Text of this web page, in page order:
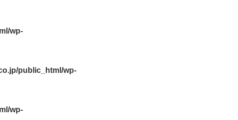
wp-
public_html/wp-
wp-